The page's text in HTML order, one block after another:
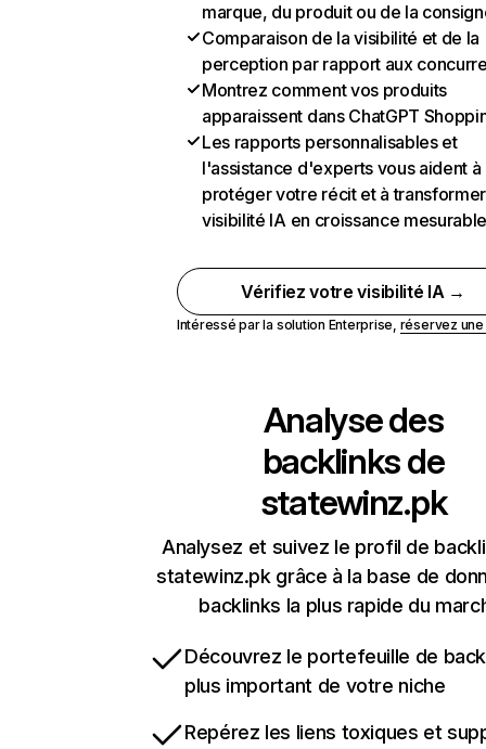
marque, du produit ou de la
Comparaison de la visibilité et de la
perception par rapport aux
Montrez comment vos produits
apparaissent dans ChatGPT
Les rapports personnalisables et
l'assistance d'experts vous aident à
protéger votre récit et à
visibilité IA en croissance
Vérifiez votre visibilité IA →
Intéressé par la solution Enterprise, réservez
Analyse des
backlinks de
statewinz.pk
Analysez et suivez le profil de
statewinz.pk grâce à la base de
backlinks la plus rapide du
Découvrez le portefeuille de
plus important de votre niche
Repérez les liens toxiques et